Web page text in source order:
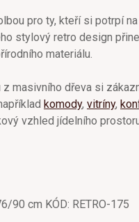
pro ty, kteří si potrpí
stylový retro design
materiálu.
masivního dřeva si
komody, vitríny,
vzhled jídelního
90 cm KÓD: RETRO-175